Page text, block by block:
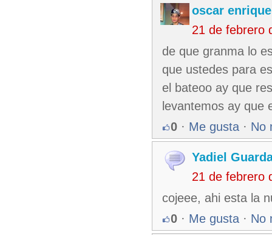
oscar enrique
21 de febrero
de que granma lo
que ustedes para
el bateoo ay que
levantemos ay que
0 · Me gusta · No
Yadiel
21 de febrero
cojeee, ahi esta la
0 · Me gusta · No